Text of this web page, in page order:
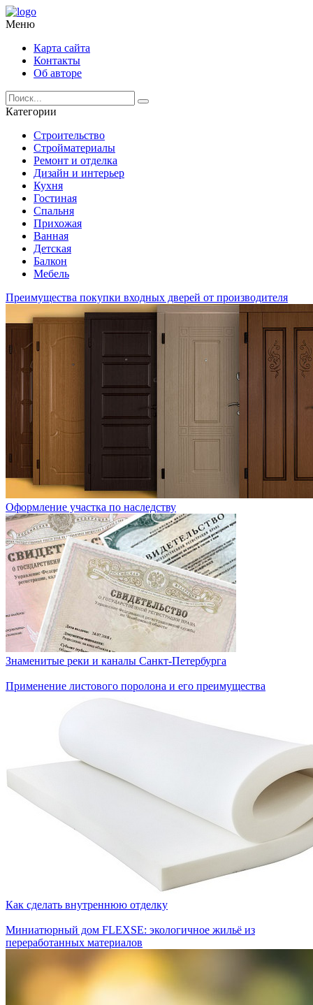
Меню
Карта сайта
Контакты
Об авторе
Категории
Строительство
Стройматериалы
Ремонт и отделка
Дизайн и интерьер
Кухня
Гостиная
Спальня
Прихожая
Ванная
Детская
Балкон
Мебель
Преимущества покупки входных дверей от производителя
Оформление участка по наследству
Знаменитые реки и каналы Санкт-Петербурга
Применение листового поролона и его преимущества
Как сделать внутреннюю отделку
Миниатюрный дом FLEXSE: экологичное жильё из
переработанных материалов